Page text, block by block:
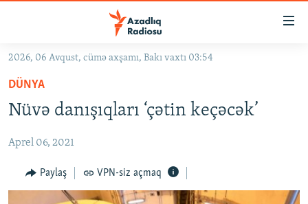
Əsas
qayıt
Əsas
qayıt
KORRUPSIOMETR
#ƏSLINDƏ
FƏRQƏ BAX
QANUNI DOĞRU
2026, 06 Avqust, cümə axşamı, Bakı vaxtı 03:54
DÜNYA
Nüvə danışıqları ‘çətin keçəcək’
Aprel 06, 2021
Paylaş VPN-siz açmaq